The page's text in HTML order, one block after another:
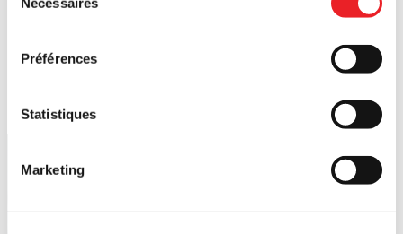
Préférences
Statistiques
Marketing